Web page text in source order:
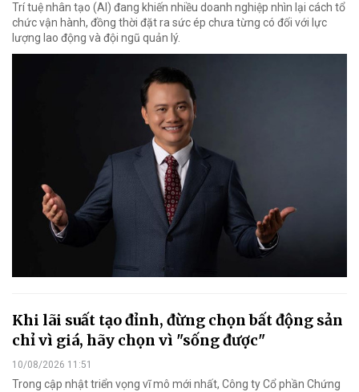
Trí tuệ nhân tạo (AI) đang khiến nhiều doanh nghiệp nhìn lại cách tổ
chức vận hành, đồng thời đặt ra sức ép chưa từng có đối với lực
lượng lao động và đội ngũ quản lý.
Khi lãi suất tạo đỉnh, đừng chọn bất động sản
chỉ vì giá, hãy chọn vì "sống được"
10/08/2026 11:51
Trong cập nhật triển vọng vĩ mô mới nhất, Công ty Cổ phần Chứng